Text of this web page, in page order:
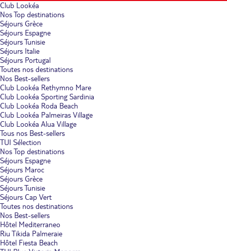
Club Lookéa
Nos Top destinations
Séjours Grèce
Séjours Espagne
Séjours Tunisie
Séjours Italie
Séjours Portugal
Toutes nos destinations
Nos Best-sellers
Club Lookéa Rethymno Mare
Club Lookéa Sporting Sardinia
Club Lookéa Roda Beach
Club Lookéa Palmeiras Village
Club Lookéa Alua Village
Tous nos Best-sellers
TUI Sélection
Nos Top destinations
Séjours Espagne
Séjours Maroc
Séjours Grèce
Séjours Tunisie
Séjours Cap Vert
Toutes nos destinations
Nos Best-sellers
Hôtel Mediterraneo
Riu Tikida Palmeraie
Hôtel Fiesta Beach